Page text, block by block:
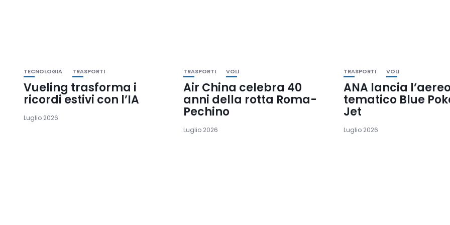
TECNOLOGIA TRASPORTI
Vueling trasforma i
ricordi estivi con l’IA
Luglio 2026
TRASPORTI VOLI
Air China celebra 40
anni della rotta Roma-
Pechino
Luglio 2026
TRASPORTI VOLI
ANA lancia
tematico Blue
Jet
Luglio 2026